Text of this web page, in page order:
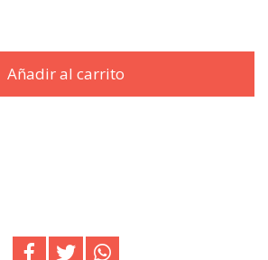
Añadir al carrito